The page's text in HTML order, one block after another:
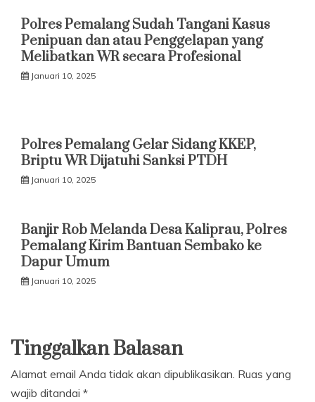
Polres Pemalang Sudah Tangani Kasus
Penipuan dan atau Penggelapan yang
Melibatkan WR secara Profesional
Januari 10, 2025
Polres Pemalang Gelar Sidang KKEP,
Briptu WR Dijatuhi Sanksi PTDH
Januari 10, 2025
Banjir Rob Melanda Desa Kaliprau, Polres
Pemalang Kirim Bantuan Sembako ke
Dapur Umum
Januari 10, 2025
Tinggalkan Balasan
Alamat email Anda tidak akan dipublikasikan. Ruas yang
wajib ditandai *